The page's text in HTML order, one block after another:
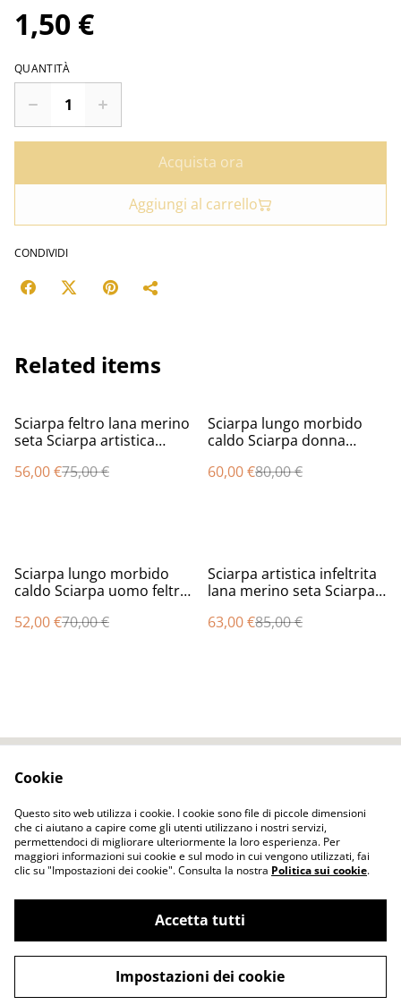
1,50 €
QUANTITÀ
Acquista ora
Aggiungi al carrello
CONDIVIDI
Related items
%
Sciarpa feltro lana merino
seta Sciarpa artistica
Infeltrimento fatto a mano
56,00 €75,00 €
%
Sciarpa lungo morbido
caldo Sciarpa donna
nero lana merino seta
60,00 €80,00 €
%
Sciarpa lungo morbido
caldo Sciarpa uomo feltro
Sciarpa infeltrita Sciarpa
52,00 €70,00 €
%
Sciarpa artistica infeltrita
lana merino seta Sciarpa
lavanda fiori viola feltro
63,00 €85,00 €
Privacy Policy
Cookie Policy
©2026
ELENA FELT Fatto a mano Vestiti senza
cuciture tecnica dell'infeltrimento
powered by
Cookie
Questo sito web utilizza i cookie. I cookie sono file di piccole dimensioni
che ci aiutano a capire come gli utenti utilizzano i nostri servizi,
permettendoci di migliorare ulteriormente la loro esperienza. Per
maggiori informazioni sui cookie e sul modo in cui vengono utilizzati, fai
clic su "Impostazioni dei cookie". Consulta la nostra Politica sui cookie.
Accetta tutti
Impostazioni dei cookie